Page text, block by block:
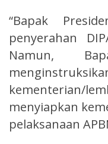
“Bapak
penyerahan
Namun,
menyiapkan
pelaksanaan